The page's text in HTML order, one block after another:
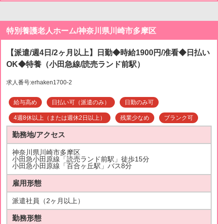
特別養護老人ホーム/神奈川県川崎市多摩区
【派遣/週4日/2ヶ月以上】日勤◆時給1900円/准看◆日払い
OK◆特養（小田急線/読売ランド前駅）
求人番号:erhaken1700-2
給与高め 日払い可（派遣のみ） 日勤のみ可
4週8休以上（または週休2日以上） 残業少なめ ブランク可
勤務地/アクセス
神奈川県川崎市多摩区
小田急小田原線「読売ランド前駅」徒歩15分
小田急小田原線「百合ヶ丘駅」バス8分
雇用形態
派遣社員（2ヶ月以上）
勤務形態